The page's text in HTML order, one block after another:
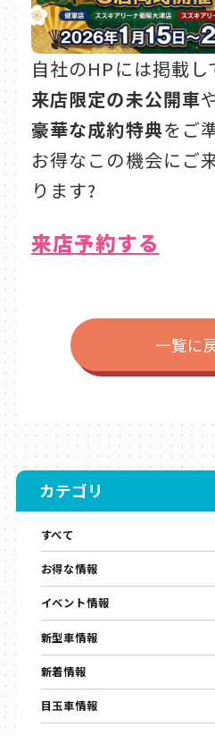
自社のHPには掲載し
来店限定の未公開車
豪華な成約特典をご
お得なこの機会にご
ります?
来店予約する
一覧に
カテゴリ
すべて
お得な情報
イベント情報
新型車情報
新着情報
目玉車情報